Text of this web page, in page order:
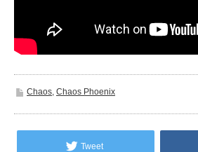
Chaos Chaos Phoenix
Tweet